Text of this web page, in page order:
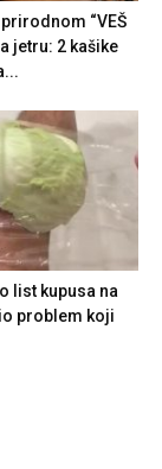
“VEŠ
jetru: 2 kašike
list kupusa na
problem koji